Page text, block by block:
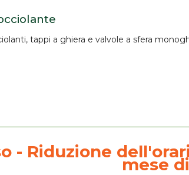
, tappi a ghiera e valvole a sfera
- Riduzione
mese